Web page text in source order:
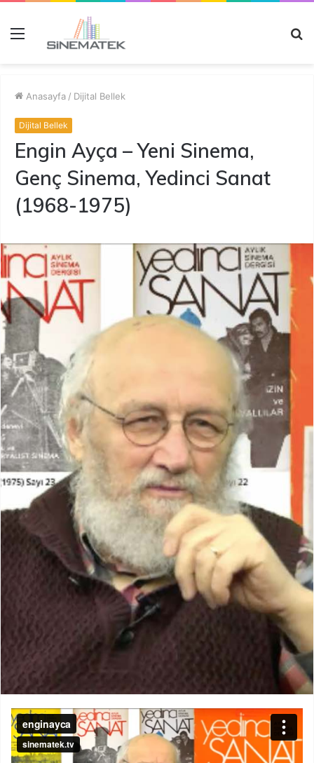
Anasayfa / Dijital Bellek
Dijital Bellek
Engin Ayça – Yeni Sinema,
Genç Sinema, Yedinci Sanat
(1968-1975)